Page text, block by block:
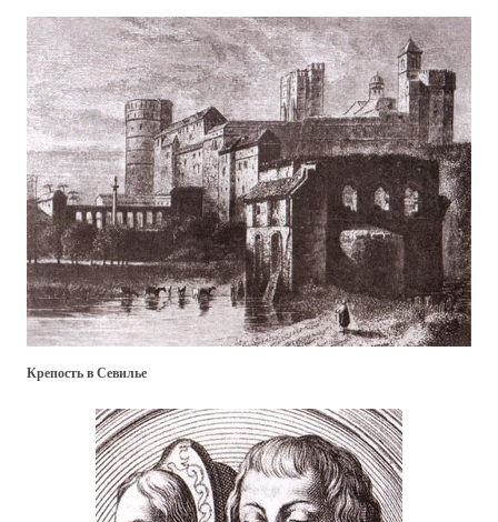
Крепость в Севилье